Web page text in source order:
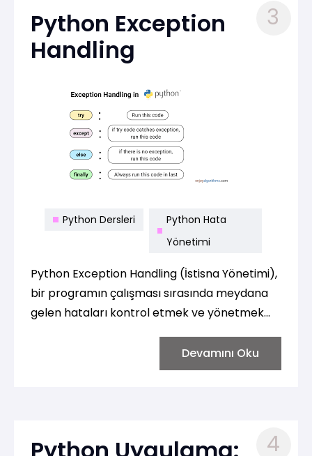
Python Exception
Handling
3
Python Dersleri
Python Hata
Yönetimi
Python Exception Handling (İstisna Yönetimi),
bir programın çalışması sırasında meydana
gelen hataları kontrol etmek ve yönetmek
oluştuğunda programın çökmesini önlemek
için düzgün bir şekilde ele alınabilir. Bunun için
Devamını Oku
4